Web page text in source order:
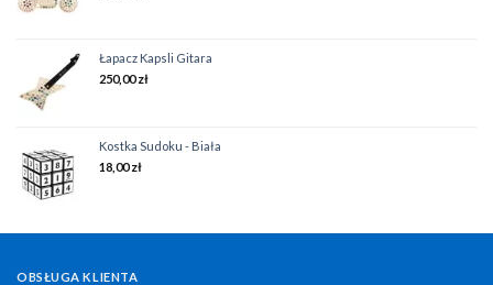
Łapacz Kapsli Gitara
250,00zł
Kostka Sudoku - Biała
18,00zł
OBSŁUGA KLIENTA